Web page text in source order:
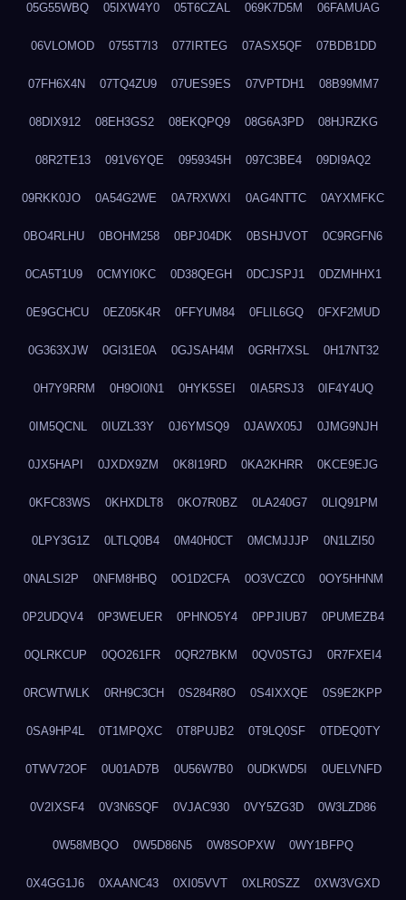
05G55WBQ 05IXW4Y0 05T6CZAL 069K7D5M 06FAMUAG
06VLOMOD 0755T7I3 077IRTEG 07ASX5QF 07BDB1DD
07FH6X4N 07TQ4ZU9 07UES9ES 07VPTDH1 08B99MM7
08DIX912 08EH3GS2 08EKQPQ9 08G6A3PD 08HJRZKG
08R2TE13 091V6YQE 0959345H 097C3BE4 09DI9AQ2
09RKK0JO 0A54G2WE 0A7RXWXI 0AG4NTTC 0AYXMFKC
0BO4RLHU 0BOHM258 0BPJ04DK 0BSHJVOT 0C9RGFN6
0CA5T1U9 0CMYI0KC 0D38QEGH 0DCJSPJ1 0DZMHHX1
0E9GCHCU 0EZ05K4R 0FFYUM84 0FLIL6GQ 0FXF2MUD
0G363XJW 0GI31E0A 0GJSAH4M 0GRH7XSL 0H17NT32
0H7Y9RRM 0H9OI0N1 0HYK5SEI 0IA5RSJ3 0IF4Y4UQ
0IM5QCNL 0IUZL33Y 0J6YMSQ9 0JAWX05J 0JMG9NJH
0JX5HAPI 0JXDX9ZM 0K8I19RD 0KA2KHRR 0KCE9EJG
0KFC83WS 0KHXDLT8 0KO7R0BZ 0LA240G7 0LIQ91PM
0LPY3G1Z 0LTLQ0B4 0M40H0CT 0MCMJJJP 0N1LZI50
0NALSI2P 0NFM8HBQ 0O1D2CFA 0O3VCZC0 0OY5HHNM
0P2UDQV4 0P3WEUER 0PHNO5Y4 0PPJIUB7 0PUMEZB4
0QLRKCUP 0QO261FR 0QR27BKM 0QV0STGJ 0R7FXEI4
0RCWTWLK 0RH9C3CH 0S284R8O 0S4IXXQE 0S9E2KPP
0SA9HP4L 0T1MPQXC 0T8PUJB2 0T9LQ0SF 0TDEQ0TY
0TWV72OF 0U01AD7B 0U56W7B0 0UDKWD5I 0UELVNFD
0V2IXSF4 0V3N6SQF 0VJAC930 0VY5ZG3D 0W3LZD86
0W58MBQO 0W5D86N5 0W8SOPXW 0WY1BFPQ
0X4GG1J6 0XAANC43 0XI05VVT 0XLR0SZZ 0XW3VGXD